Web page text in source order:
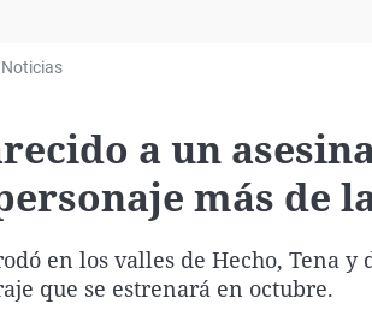
ViudaNavarra
Noticias
a un
más de
en los valles de Hecho, Tena y
que se estrenará en octubre.